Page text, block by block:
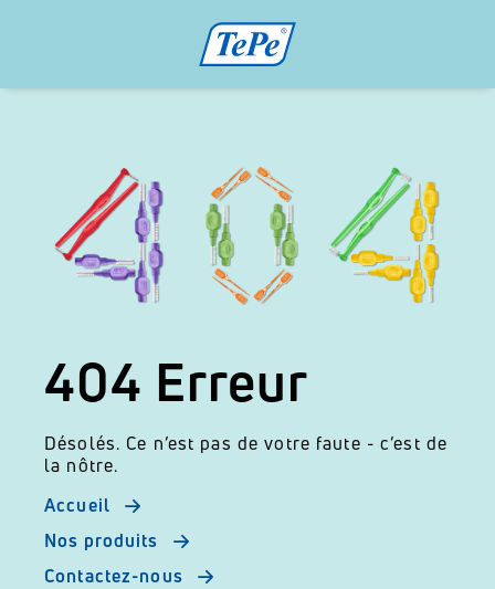
404 Erreur
Désolés. Ce n’est pas de votre faute - c’est de
la nôtre.
Accueil
Nos produits
Contactez-nous